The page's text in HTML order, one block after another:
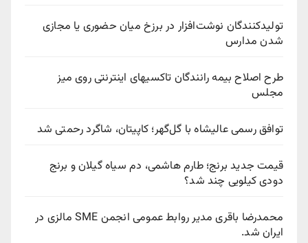
تولیدکنندگان نوشت‌افزار در برزخ میان حضوری یا مجازی
شدن مدارس
طرح اصلاح بیمه رانندگان تاکسیهای اینترنتی روی میز
مجلس
توافق رسمی عالیشاه با گل‌گهر؛ کاپیتان، شاگرد رحمتی شد
قیمت جدید برنج؛ طارم هاشمی، دم سیاه گیلان و برنج
دودی کیلویی چند شد؟
محمدرضا باقری مدیر روابط عمومی انجمن SME مالزی در
ایران شد.